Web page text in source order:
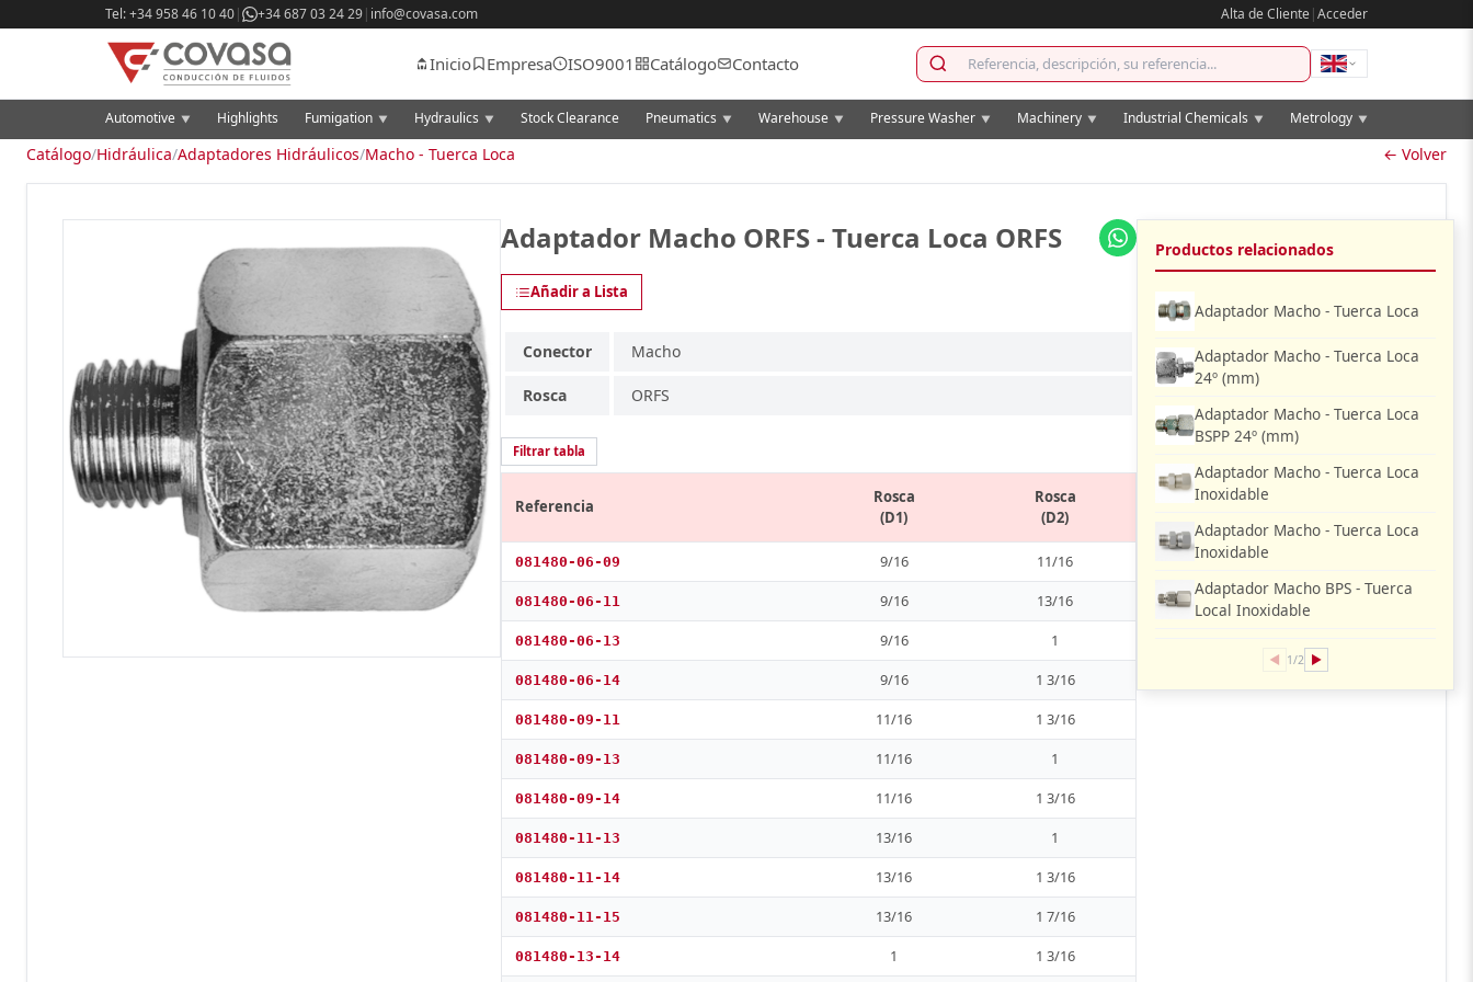
Tel: +34 958 46 10 40| +34 687 03 24 29| info@covasa.com Alta de Cliente|Acceder
Inicio Empresa ISO9001 Catálogo Contacto
Automotive ▼ Highlights Fumigation ▼ Hydraulics ▼ Stock Clearance Pneumatics ▼ Warehouse ▼ Pressure Washer ▼ Machinery ▼ Industrial Chemicals ▼ Metrology ▼
Catálogo/Hidráulica/Adaptadores Hidráulicos/Macho - Tuerca Loca ← Volver
Adaptador Macho ORFS - Tuerca Loca ORFS
Añadir a Lista
Conector Macho
Rosca ORFS
Filtrar tabla
Referencia
Rosca
(D1)
Rosca
(D2)
081480-06-09 9/16 11/16
081480-06-11 9/16 13/16
081480-06-13 9/16 1
081480-06-14 9/16 1 3/16
081480-09-11 11/16 1 3/16
081480-09-13 11/16 1
081480-09-14 11/16 1 3/16
081480-11-13 13/16 1
081480-11-14 13/16 1 3/16
081480-11-15 13/16 1 7/16
081480-13-14 1 1 3/16
Productos relacionados
Adaptador Macho - Tuerca Loca
Adaptador Macho - Tuerca Loca
24º (mm)
Adaptador Macho - Tuerca Loca
BSPP 24º (mm)
Adaptador Macho - Tuerca Loca
Inoxidable
Adaptador Macho - Tuerca Loca
Inoxidable
Adaptador Macho BPS - Tuerca
Local Inoxidable
◀ 1/2 ▶